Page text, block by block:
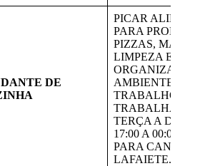
DE
PICAR
PARA
PIZZAS,
LIMPEZA E
ORGANIZAÇÃO
AMBIENTE DE
TRABALHO.
TRABALHAR DE
TERÇA A
17:00 A 00:00.
PARA
LAFAIETE.